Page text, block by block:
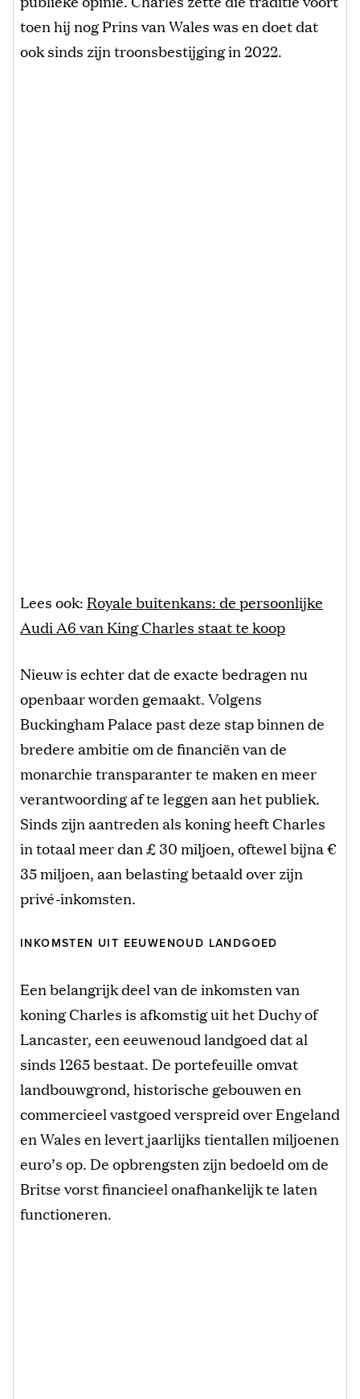
toen hij nog Prins van Wales was en doet dat
ook sinds zijn troonsbestijging in 2022.
Lees ook: Royale buitenkans: de persoonlijke
Audi A6 van King Charles staat te koop
Nieuw is echter dat de exacte bedragen nu
openbaar worden gemaakt. Volgens
Buckingham Palace past deze stap binnen de
bredere ambitie om de financiën van de
monarchie transparanter te maken en meer
verantwoording af te leggen aan het publiek.
Sinds zijn aantreden als koning heeft Charles
in totaal meer dan £ 30 miljoen, oftewel bijna €
35 miljoen, aan belasting betaald over zijn
privé-inkomsten.
INKOMSTEN UIT EEUWENOUD LANDGOED
Een belangrijk deel van de inkomsten van
koning Charles is afkomstig uit het Duchy of
Lancaster, een eeuwenoud landgoed dat al
sinds 1265 bestaat. De portefeuille omvat
landbouwgrond, historische gebouwen en
commercieel vastgoed verspreid over Engeland
en Wales en levert jaarlijks tientallen miljoenen
euro’s op. De opbrengsten zijn bedoeld om de
Britse vorst financieel onafhankelijk te laten
functioneren.